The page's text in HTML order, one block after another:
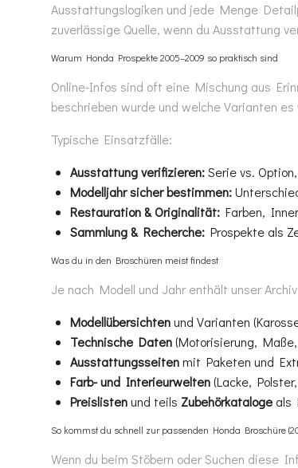
Ausstattungslogiken und jede Menge
zuverlässige Quelle, wenn du Ausstattung
Warum Honda Prospekte 2005–2009 so praktisch sind
Online-Infos sind oft eine Mischung aus
beschrieben wurde und welche Varianten
Typische Einsatzfälle:
Ausstattung verifizieren:Serie vs.
Modelljahr sicher bestimmen:
Restauration & Originalität: Farben,
Sammlung & Recherche: Prospekte als
Was du in den Broschüren meist findest
Je nach Modell und Jahr enthält unser
Modellübersichtenund Varianten
Technische Daten(Motorisierung,
Ausstattungsseitenmit Paketen und
Farb- und Interieurwelten(Lacke,
Preislistenund teils Zubehörkataloge als
So kommst du schnell zur passenden Honda Broschüre
Wenn du beim Stöbern oder Suchen diese